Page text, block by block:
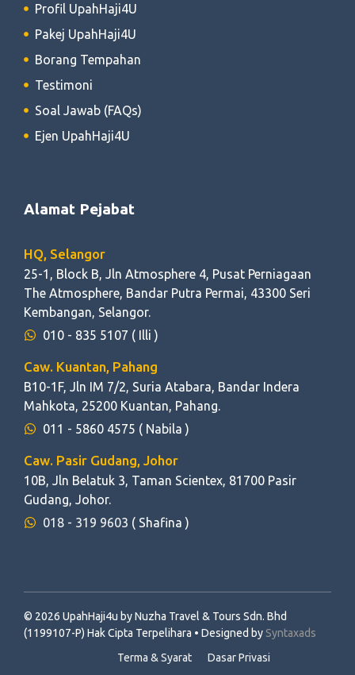
Profil UpahHaji4U
Pakej UpahHaji4U
Borang Tempahan
Testimoni
Soal Jawab (FAQs)
Ejen UpahHaji4U
Alamat Pejabat
HQ, Selangor
25-1, Block B, Jln Atmosphere 4, Pusat Perniagaan
The Atmosphere, Bandar Putra Permai, 43300 Seri
Kembangan, Selangor.
010 - 835 5107 ( Illi )
Caw. Kuantan, Pahang
B10-1F, Jln IM 7/2, Suria Atabara, Bandar Indera
Mahkota, 25200 Kuantan, Pahang.
011 - 5860 4575 ( Nabila )
Caw. Pasir Gudang, Johor
10B, Jln Belatuk 3, Taman Scientex, 81700 Pasir
Gudang, Johor.
018 - 319 9603 ( Shafina )
© 2026 UpahHaji4u by Nuzha Travel & Tours Sdn. Bhd
(1199107-P) Hak Cipta Terpelihara • Designed by Syntaxads
Terma & Syarat
Dasar Privasi